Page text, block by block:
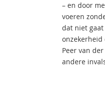
– en door
voeren
dat niet gaat
onzekerheid
Peer van
andere